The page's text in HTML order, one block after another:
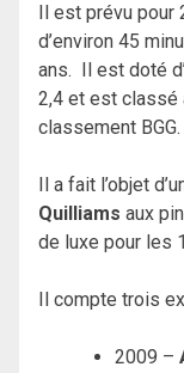
Il est prévu
d’environ 45
ans. Il est doté
2,4 et est classé
classement BGG.
Il a fait l’objet
Quilliams aux
de luxe pour les
Il compte trois
2009 –